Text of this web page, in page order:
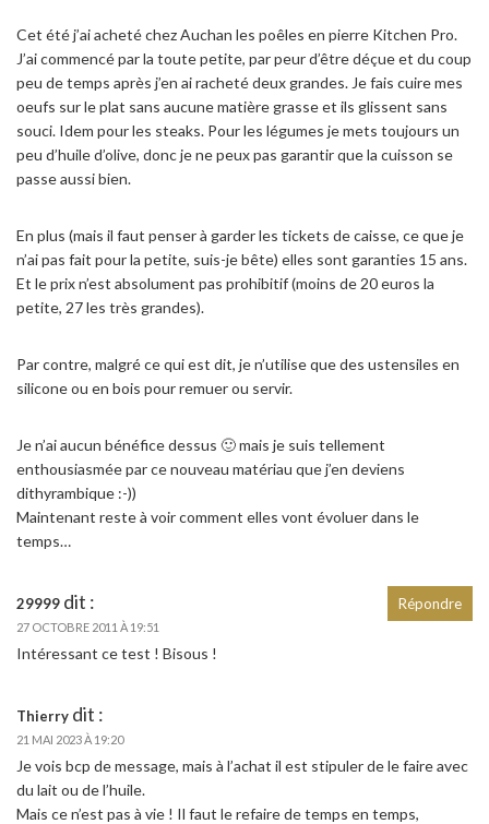
Cet été j’ai acheté chez Auchan les poêles en pierre Kitchen Pro.
J’ai commencé par la toute petite, par peur d’être déçue et du coup
peu de temps après j’en ai racheté deux grandes. Je fais cuire mes
oeufs sur le plat sans aucune matière grasse et ils glissent sans
souci. Idem pour les steaks. Pour les légumes je mets toujours un
peu d’huile d’olive, donc je ne peux pas garantir que la cuisson se
passe aussi bien.
En plus (mais il faut penser à garder les tickets de caisse, ce que je
n’ai pas fait pour la petite, suis-je bête) elles sont garanties 15 ans.
Et le prix n’est absolument pas prohibitif (moins de 20 euros la
petite, 27 les très grandes).
Par contre, malgré ce qui est dit, je n’utilise que des ustensiles en
silicone ou en bois pour remuer ou servir.
Je n’ai aucun bénéfice dessus 🙂 mais je suis tellement
enthousiasmée par ce nouveau matériau que j’en deviens
dithyrambique :-))
Maintenant reste à voir comment elles vont évoluer dans le
temps…
29999 dit :
27 OCTOBRE 2011 À 19:51
Intéressant ce test ! Bisous !
Répondre
Thierry dit :
21 MAI 2023 À 19:20
Je vois bcp de message, mais à l’achat il est stipuler de le faire avec
du lait ou de l’huile.
Mais ce n’est pas à vie ! Il faut le refaire de temps en temps,